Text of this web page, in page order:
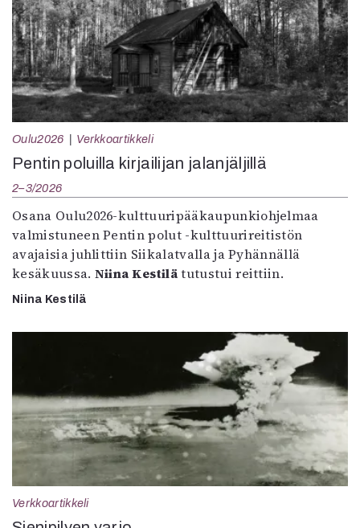
Oulu2026 Verkkoartikkeli
Pentin poluilla kirjailijan jalanjäljillä
2–3/2026
Osana Oulu2026-kulttuuripääkaupunkiohjelmaa
valmistuneen Pentin polut -kulttuurireitistön
avajaisia juhlittiin Siikalatvalla ja Pyhännällä
kesäkuussa. Niina Kestilätutustui reittiin.
Niina Kestilä
Verkkoartikkeli